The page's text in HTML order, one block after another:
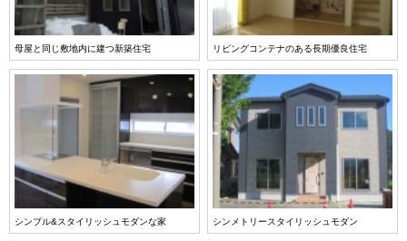
母屋と同じ敷地内に建つ新築住宅 リビングコンテナのある長期優良住宅
シンプル&スタイリッシュモダンな家 シンメトリースタイリッシュモダン